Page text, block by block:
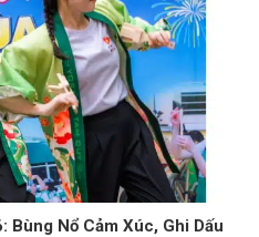
Bùng Nổ Cảm Xúc, Ghi Dấu